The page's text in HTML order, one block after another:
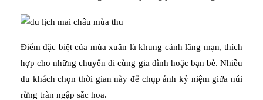
Điểm đặc biệt của mùa xuân là khung cảnh lãng mạn, thích
hợp cho những chuyến đi cùng gia đình hoặc bạn bè. Nhiều
du khách chọn thời gian này để chụp ảnh kỷ niệm giữa núi
rừng tràn ngập sắc hoa.